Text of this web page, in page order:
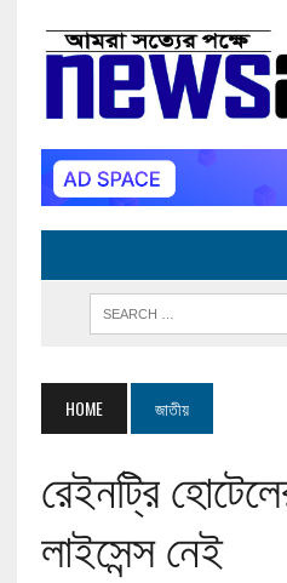
HOME জাতীয়
রেইনট্রি
লাইসেন্স নেই